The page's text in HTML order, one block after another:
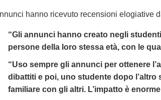
hanno ricevuto recensioni elogiative
“Gli annunci hanno creato negli
persone della loro stessa età, con le
“Uso sempre gli annunci per ottenere
dibattiti e poi, uno studente dopo
familiare con gli altri. L’impatto è